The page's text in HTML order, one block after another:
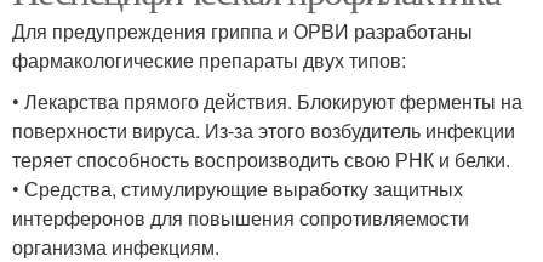
Для предупреждения гриппа и ОРВИ разработаны
фармакологические препараты двух типов:
• Лекарства прямого действия. Блокируют ферменты на
поверхности вируса. Из-за этого возбудитель инфекции
теряет способность воспроизводить свою РНК и белки.
• Средства, стимулирующие выработку защитных
интерферонов для повышения сопротивляемости
организма инфекциям.